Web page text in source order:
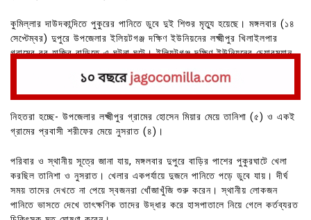
কুমিল্লার দাউদকান্দিতে পুকুরের পানিতে ডুবে দুই শিশুর মৃত্যু হয়েছে। মঙ্গলবার (১৪
সেপ্টেম্বর) দুপুরে উপজেলার ইলিয়টগঞ্জ দক্ষিণ ইউনিয়নের লক্ষ্মীপুর খিলাইলপার
গ্রামের রব হাজির বাড়িতে এ ঘটনা ঘটে। ইলিয়টগঞ্জ দক্ষিণ ইউনিয়নের চেয়ারম্যান
নিহতরা হচ্ছে- উপজেলার লক্ষ্মীপুর গ্রামের হোসেন মিয়ার মেয়ে তানিশা (৫) ও একই
গ্রামের প্রবাসী শরীফের মেয়ে নুসরাত (৪)।
পরিবার ও স্থানীয় সূত্রে জানা যায়, মঙ্গলবার দুপুরে বাড়ির পাশের পুকুরঘাটে খেলা
করছিল তানিশা ও নুসরাত। খেলার একপর্যায়ে দুজনে পানিতে পড়ে ডুবে যায়। দীর্ঘ
সময় তাদের দেখতে না পেয়ে স্বজনরা খোঁজাখুঁজি শুরু করেন। স্থানীয় লোকজন
পানিতে ভাসতে দেখে তাৎক্ষণিক তাদের উদ্ধার করে হাসপাতালে নিয়ে গেলে কর্তব্যরত